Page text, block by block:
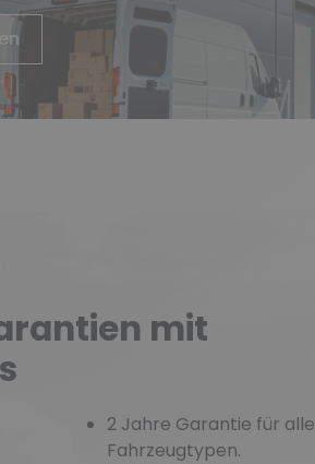
mit
2 Jahre Garantie für alle
Fahrzeugtypen.